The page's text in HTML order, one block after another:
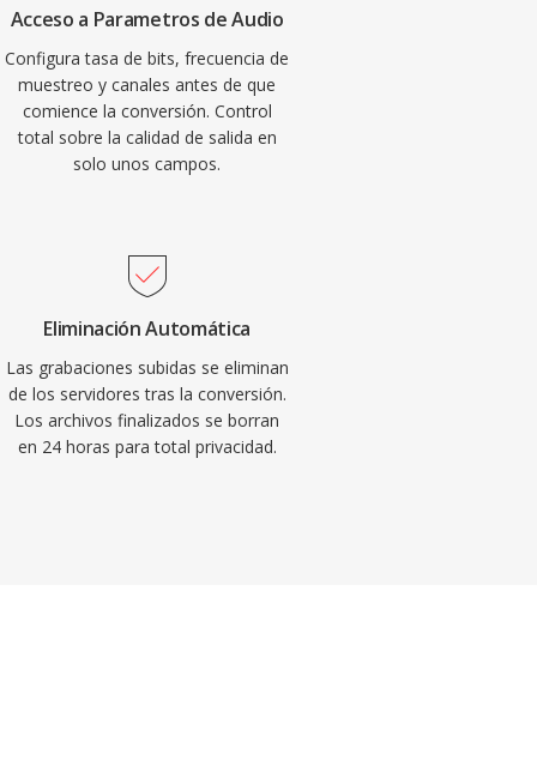
Acceso a Parametros de Audio
Configura tasa de bits, frecuencia de
muestreo y canales antes de que
comience la conversión. Control
total sobre la calidad de salida en
solo unos campos.
Eliminación Automática
Las grabaciones subidas se eliminan
de los servidores tras la conversión.
Los archivos finalizados se borran
en 24 horas para total privacidad.